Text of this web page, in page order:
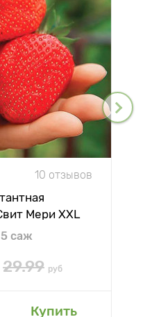
10 отзывов
Мери XXL
5 саж
29.99 руб
Купить